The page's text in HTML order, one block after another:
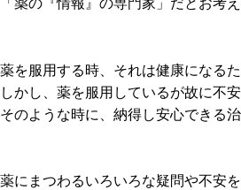
「薬の『情報』の専門家」だとお考
薬を服用する時、それは健康になる
しかし、薬を服用しているが故に不
そのような時に、納得し安心できる
薬にまつわるいろいろな疑問や不安